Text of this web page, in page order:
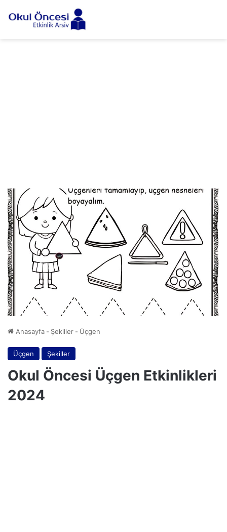
Anasayfa - Şekiller - Üçgen
Üçgen Şekiller
Okul Öncesi Üçgen Etkinlikleri
2024